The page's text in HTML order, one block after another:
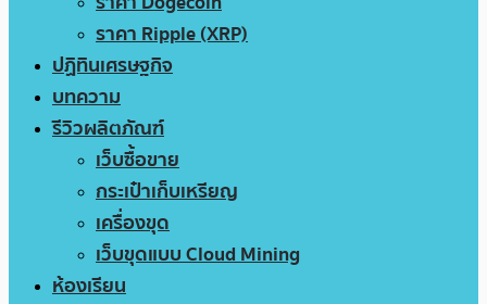
ราคา Ripple (XRP)
ปฏิทินเศรษฐกิจ
บทความ
รีวิวผลิตภัณฑ์
เว็บซื้อขาย
กระเป๋าเก็บเหรียญ
เครื่องขุด
เว็บขุดแบบ Cloud Mining
ห้องเรียน